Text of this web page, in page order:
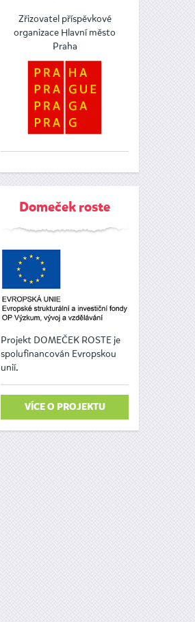
Zřizovatel příspěvkové
organizace Hlavní město
Praha
Domeček roste
Projekt DOMEČEK ROSTE je
spolufinancován Evropskou
unií.
VÍCE O PROJEKTU